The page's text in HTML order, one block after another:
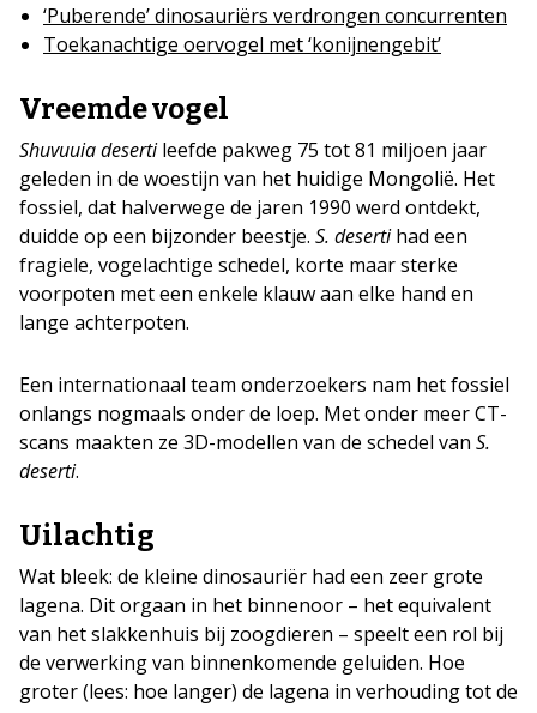
‘Puberende’ dinosauriërs verdrongen concurrenten
Toekanachtige oervogel met ‘konijnengebit’
Vreemde vogel
Shuvuuia desertileefde pakweg 75 tot 81 miljoen jaar
geleden in de woestijn van het huidige Mongolië. Het
fossiel, dat halverwege de jaren 1990 werd ontdekt,
duidde op een bijzonder beestje. S. desertihad een
fragiele, vogelachtige schedel, korte maar sterke
voorpoten met een enkele klauw aan elke hand en
lange achterpoten.
Een internationaal team onderzoekers nam het fossiel
onlangs nogmaals onder de loep. Met onder meer CT-
scans maakten ze 3D-modellen van de schedel van S.
deserti.
Uilachtig
Wat bleek: de kleine dinosauriër had een zeer grote
lagena. Dit orgaan in het binnenoor – het equivalent
van het slakkenhuis bij zoogdieren – speelt een rol bij
de verwerking van binnenkomende geluiden. Hoe
groter (lees: hoe langer) de lagena in verhouding tot de